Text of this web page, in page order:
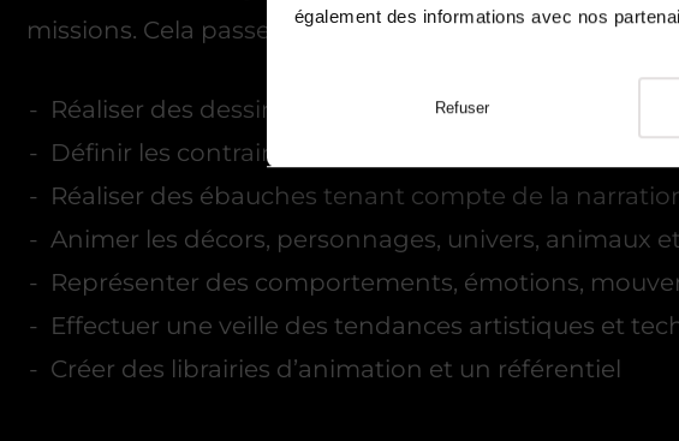
également des informations avec nos
Refuser
missions. Cela passe par plusieurs activités qui
Réaliser des dessins
Définir les contraintes techniques pour l’animation
Réaliser des ébauches tenant compte de la
Animer les décors, personnages, univers, animaux
Représenter des comportements, émotions,
Effectuer une veille des tendances artistiques et
Créer des librairies d’animation et un référentiel